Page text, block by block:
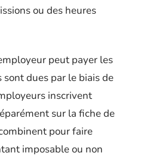
ou des heures
peut payer les
sont dues par le biais de
inscrivent
sur la fiche de
pour faire
imposable ou non